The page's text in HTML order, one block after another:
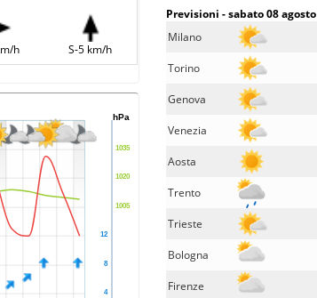
Previsioni - sabato 08 agosto
Milano
Torino
Genova
Venezia
Aosta
Trento
Trieste
Bologna
Firenze
h S-5 km/h
hPa
4
8
12
1005
1020
1035